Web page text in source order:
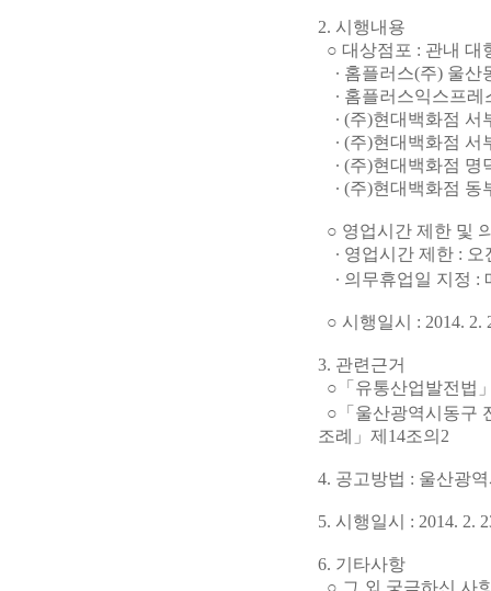
2. 시행내용
○ 대상점포 : 관내 대
∙ 홈플러스(주) 울산
∙ 홈플러스익스프레
∙ (주)현대백화점 서
∙ (주)현대백화점 서
∙ (주)현대백화점 명
∙ (주)현대백화점 동
○ 영업시간 제한 및
∙ 영업시간 제한 : 오
∙ 의무휴업일 지정 :
○ 시행일시 : 2014. 2.
3. 관련근거
○「유통산업발전법
○「울산광역시동구
조례」제14조의2
4. 공고방법 : 울산광
5. 시행일시 : 2014. 2.
6. 기타사항
○ 그 외 궁금하신 사